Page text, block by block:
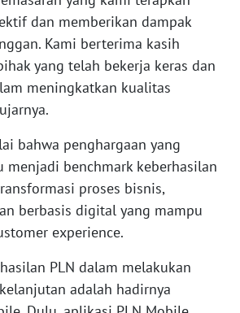
dan memberikan dampak
Kami berterima kasih
yang telah bekerja keras dan
meningkatkan kualitas
bahwa penghargaan yang
benchmark keberhasilan
proses bisnis,
berbasis digital yang mampu
experience.
PLN dalam melakukan
adalah hadirnya